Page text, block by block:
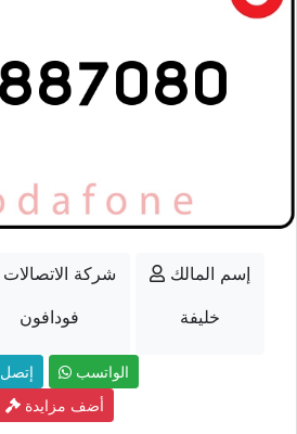
شركة الاتصالات
فودافون
إسم المالك
خليفة
إتصل
الواتسب
أضف مزايدة